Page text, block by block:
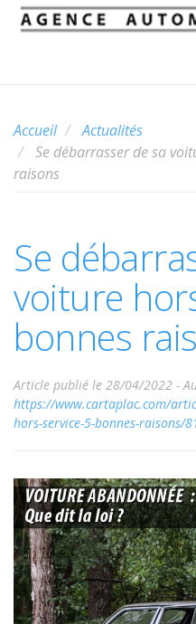
Accueil
Actualités
Se débarrasser de sa
raisons
Se
voiture
bonnes
Article publié le 28/04/2022 -
https://www.cartaplac.com/
hors-service-5-bonnes-raisons/